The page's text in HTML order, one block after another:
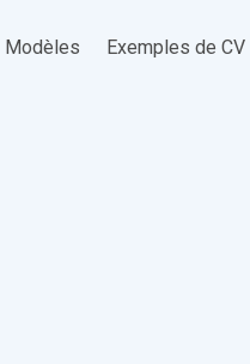
Modèles Exemples de CV